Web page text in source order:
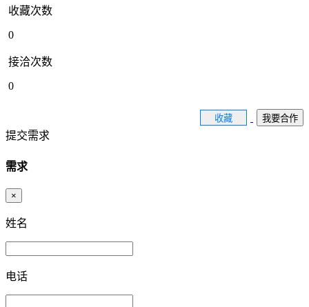
收藏次数
0
接洽次数
0
收藏 我要合作
提交需求
需求
×
姓名
电话